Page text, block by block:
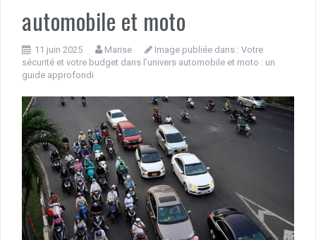
automobile et moto
11 juin 2025 Marise Image publiée dans : Votre
sécurité et votre budget dans l’univers automobile et moto : un
guide approfondi